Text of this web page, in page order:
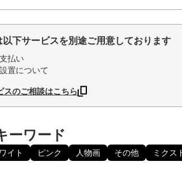
下サービスを別途ご用意しております
払い
置について
スのご相談はこちら
ーワード
イト ピンク 人物画 その他
ミクス